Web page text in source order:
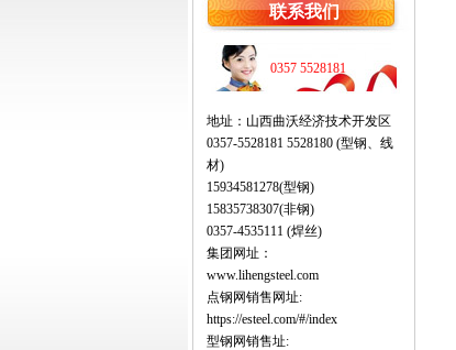
联系我们
0357 5528181
地址：山西曲沃经济技术开发区
0357-5528181 5528180 (型钢、线
材)
15934581278(型钢)
15835738307(非钢)
0357-4535111 (焊丝)
集团网址：
www.lihengsteel.com
点钢网销售网址:
https://esteel.com/#/index
型钢网销售址: